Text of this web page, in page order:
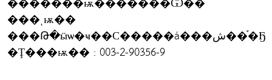
���ͺѭ��
���Թ�ӹѡ�ҹ��С�����á���ش��֡�Ҕ
�Ţ���ѭ�� : 003-2-90356-9